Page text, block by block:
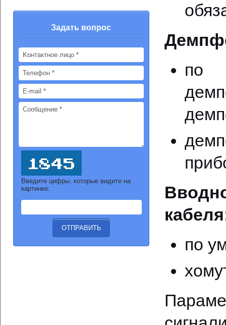
Задать вопрос
Введите цифры, которые видите на
картинке:
по
по